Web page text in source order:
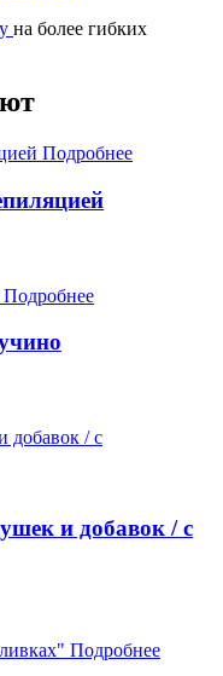
на более гибких
Подробнее
Подробнее
и добавок / с
Подробнее